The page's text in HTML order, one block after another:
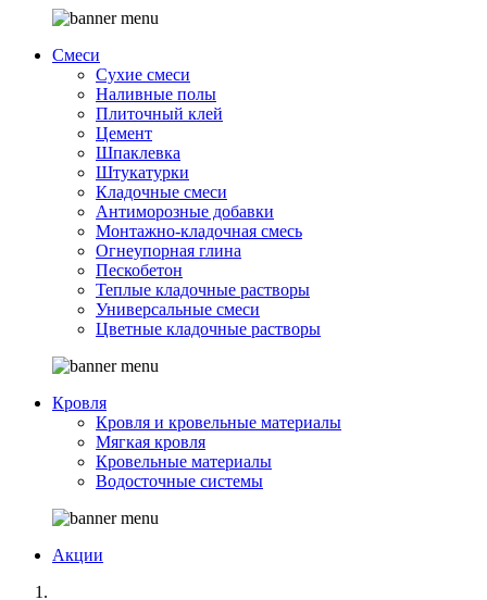
Смеси
Сухие смеси
Наливные полы
Плиточный клей
Цемент
Шпаклевка
Штукатурки
Кладочные смеси
Антиморозные добавки
Монтажно-кладочная смесь
Огнеупорная глина
Пескобетон
Теплые кладочные растворы
Универсальные смеси
Цветные кладочные растворы
Кровля
Кровля и кровельные материалы
Мягкая кровля
Кровельные материалы
Водосточные системы
Акции